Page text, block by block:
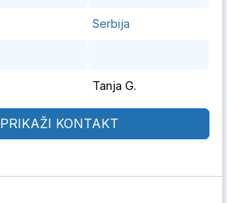
Serbija
Tanja G.
PRIKAŽI KONTAKT